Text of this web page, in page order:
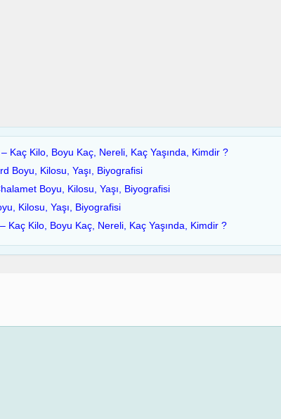
Kaç Kilo, Boyu Kaç, Nereli, Kaç Yaşında, Kimdir ?
Boyu, Kilosu, Yaşı, Biyografisi
Boyu, Kilosu, Yaşı, Biyografisi
Kilosu, Yaşı, Biyografisi
Kaç Kilo, Boyu Kaç, Nereli, Kaç Yaşında, Kimdir ?